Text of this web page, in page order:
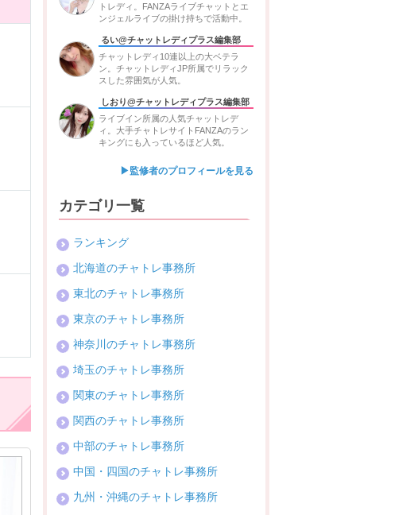
トレディ。FANZAライブチャットとエ
ンジェルライブの掛け持ちで活動中。
るい@チャットレディプラス編集部
チャットレディ10連以上の大ベテラ
ン。チャットレディJP所属でリラック
スした雰囲気が人気。
しおり@チャットレディプラス編集部
ライブイン所属の人気チャットレデ
ィ。大手チャトレサイトFANZAのラン
キングにも入っているほど人気。
▶監修者のプロフィールを見る
カテゴリ一覧
ランキング
北海道のチャトレ事務所
東北のチャトレ事務所
東京のチャトレ事務所
神奈川のチャトレ事務所
埼玉のチャトレ事務所
関東のチャトレ事務所
関西のチャトレ事務所
中部のチャトレ事務所
中国・四国のチャトレ事務所
九州・沖縄のチャトレ事務所